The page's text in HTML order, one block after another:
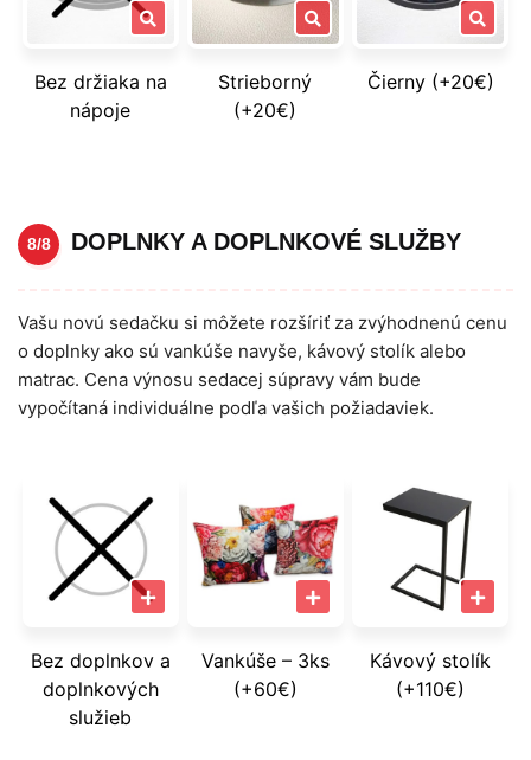
Bez držiaka na
nápoje
Strieborný
(+20€)
Čierny (+20€)
8/8 DOPLNKY A DOPLNKOVÉ SLUŽBY
Vašu novú sedačku si môžete rozšíriť za zvýhodnenú cenu
o doplnky ako sú vankúše navyše, kávový stolík alebo
matrac. Cena výnosu sedacej súpravy vám bude
vypočítaná individuálne podľa vašich požiadaviek.
Bez doplnkov a
doplnkových
služieb
Vankúše – 3ks
(+60€)
Kávový stolík
(+110€)